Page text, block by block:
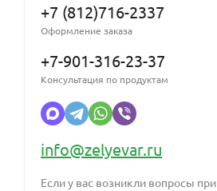
+7 (812)716-2337
Оформление заказа
+7-901-316-23-37
Консультация по продуктам
info@zelyevar.ru
Если у вас возникли вопросы при